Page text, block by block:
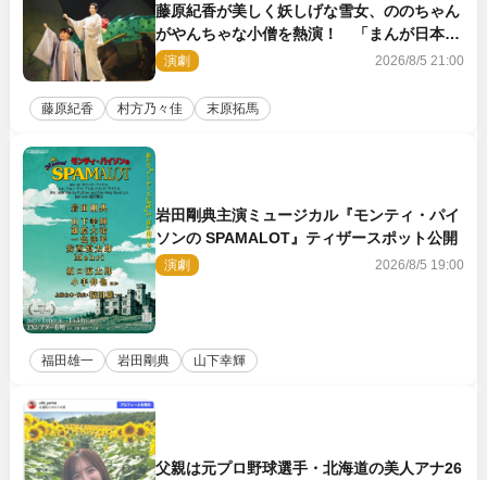
藤原紀香が美しく妖しげな雪女、ののちゃん
がやんちゃな小僧を熱演！ 「まんが日本昔
ばなし」劇場開幕
演劇 2026/8/5 21:00
藤原紀香 村方乃々佳 末原拓馬
岩田剛典主演ミュージカル『モンティ・パイ
ソンの SPAMALOT』ティザースポット公開
演劇 2026/8/5 19:00
福田雄一 岩田剛典 山下幸輝
父親は元プロ野球選手・北海道の美人アナ26